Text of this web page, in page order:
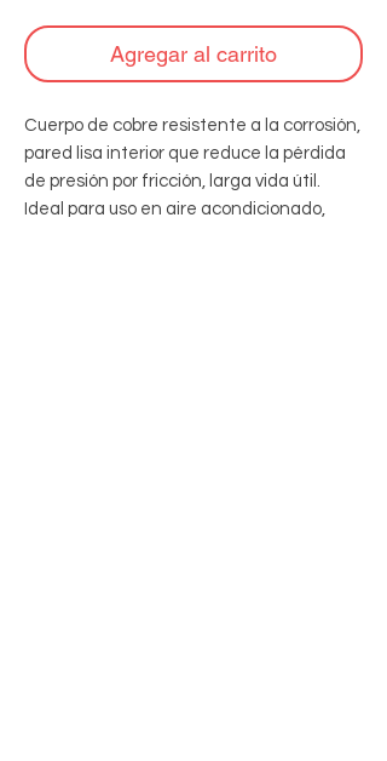
Agregar al carrito
Cuerpo de cobre resistente a la corrosión,
pared lisa interior que reduce la pérdida
de presión por fricción, larga vida útil.
Ideal para uso en aire acondicionado,